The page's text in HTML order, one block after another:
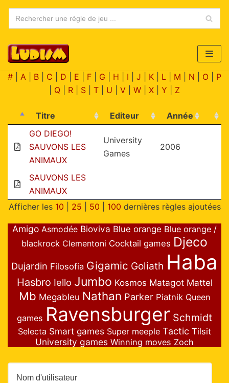
Aller
au
contenu
# A B C D E F G H I J K L M N O
P
Q R S T U V W X Y Z
Titre Editeur
Année
GO DIEGO!
SAUVONS LES
ANIMAUX
University
Games
2006
SAUVONS LES
ANIMAUX
Afficher les 10 25 50 100 dernières règles ajoutées
Amigo Asmodée Bioviva Blue orange Blue orange /
blackrock Clementoni Cocktail games Djeco
Dujardin Filosofia Gigamic Goliath Haba
Hasbro Iello Jumbo Kosmos Matagot Mattel
Mb Megableu Nathan Parker Piatnik Queen
games Ravensburger Schmidt
Selecta Smart games Super meeple Tactic Tilsit
University games Winning moves Zoch
Nom d'utilisateur